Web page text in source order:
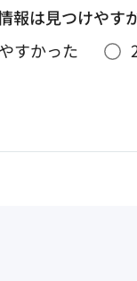
報は見つけやす
すかった